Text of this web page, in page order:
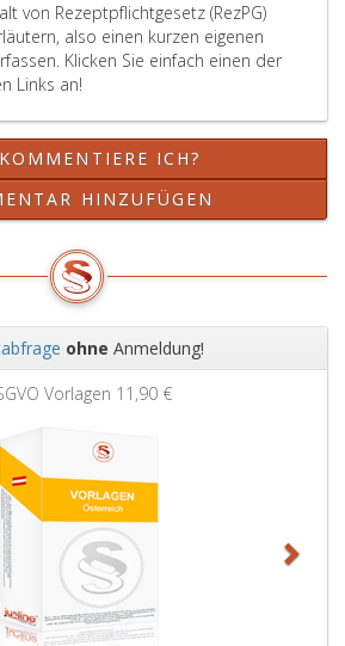
von Rezeptpflichtgesetz (RezPG)
also einen kurzen eigenen
Klicken Sie einfach einen der
Links an!
ICH?
HINZUFÜGEN
ohne Anmeldung!
Vorlagen 11,90 €